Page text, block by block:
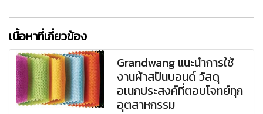
เนื้อหาที่เกี่ยวข้อง
Grandwang แนะนำการใช้
งานผ้าสปันบอนด์ วัสดุ
อเนกประสงค์ที่ตอบโจทย์ทุก
อุตสาหกรรม